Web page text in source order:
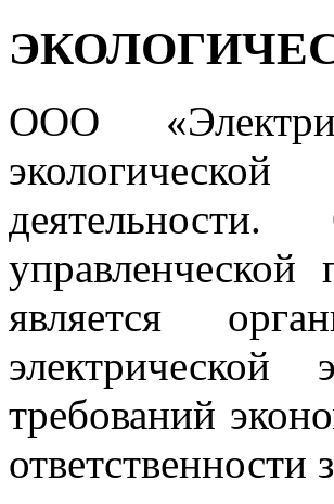
ООО
является
требований